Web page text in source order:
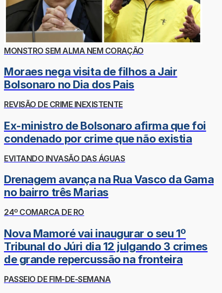
MONSTRO SEM ALMA NEM CORAÇÃO
Moraes nega visita de filhos a Jair
Bolsonaro no Dia dos Pais
REVISÃO DE CRIME INEXISTENTE
Ex-ministro de Bolsonaro afirma que foi
condenado por crime que não existia
EVITANDO INVASÃO DAS ÁGUAS
Drenagem avança na Rua Vasco da Gama
no bairro três Marias
24º COMARCA DE RO
Nova Mamoré vai inaugurar o seu 1º
Tribunal do Júri dia 12 julgando 3 crimes
de grande repercussão na fronteira
PASSEIO DE FIM-DE-SEMANA